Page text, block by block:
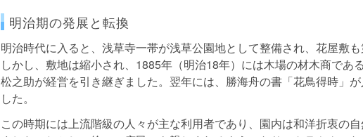
明治期の発展と転換
明治時代に入ると、浅草寺一帯が浅草公園地として整備され、花屋敷も
しかし、敷地は縮小され、1885年（明治18年）には木場の材木商であ
松之助が経営を引き継ぎました。翌年には、勝海舟の書「花鳥得時」
した。
この時期には上流階級の人々が主な利用者であり、園内は和洋折衷の